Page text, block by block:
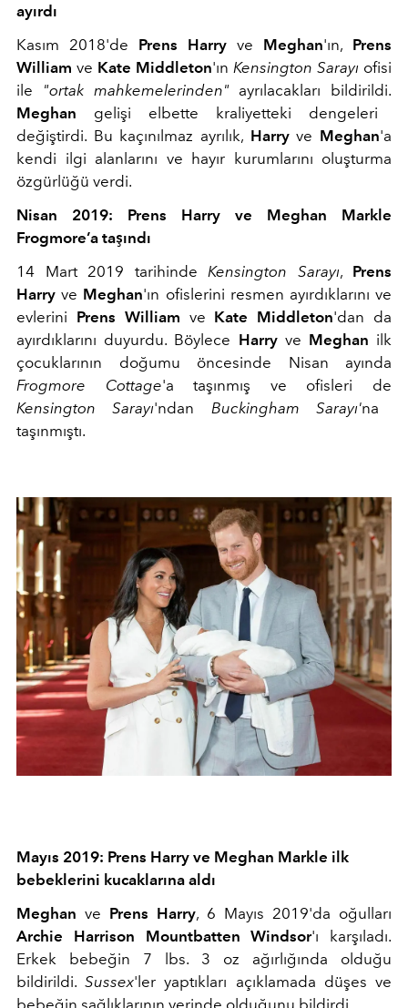
ayırdı
Kasım 2018'de Prens Harry ve Meghan'ın, Prens
William ve Kate Middleton'ın Kensington Sarayı ofisi
ile "ortak mahkemelerinden" ayrılacakları bildirildi.
Meghan gelişi elbette kraliyetteki dengeleri
değiştirdi. Bu kaçınılmaz ayrılık, Harryve Meghan'a
kendi ilgi alanlarını ve hayır kurumlarını oluşturma
özgürlüğü verdi.
Nisan 2019: Prens Harry ve Meghan Markle
Frogmore’a taşındı
14 Mart 2019 tarihinde Kensington Sarayı, Prens
Harry ve Meghan'ın ofislerini resmen ayırdıklarını ve
evlerini Prens William ve Kate Middleton'dan da
ayırdıklarını duyurdu. Böylece Harryve Meghan ilk
çocuklarının doğumu öncesinde Nisan ayında
Frogmore Cottage'a taşınmış ve ofisleri de
Kensington Sarayı'ndan Buckingham Sarayı'na
taşınmıştı.
Mayıs 2019: Prens Harry ve Meghan Markle ilk
bebeklerini kucaklarına aldı
Meghan ve Prens Harry, 6 Mayıs 2019'da oğulları
Archie Harrison Mountbatten Windsor'ı karşıladı.
Erkek bebeğin 7 lbs. 3 oz ağırlığında olduğu
bildirildi.Sussex'ler yaptıkları açıklamada düşes ve
bebeğin sağlıklarının yerinde olduğunu bildirdi.